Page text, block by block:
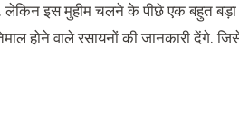
लेकिन इस मुहीम चलने के पीछे एक बहुत
होने वाले रसायनों की जानकारी देंगे.